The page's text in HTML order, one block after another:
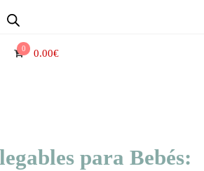
0 0.00€
para Bebés: